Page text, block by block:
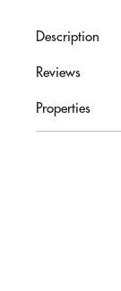
Description
Reviews
Properties